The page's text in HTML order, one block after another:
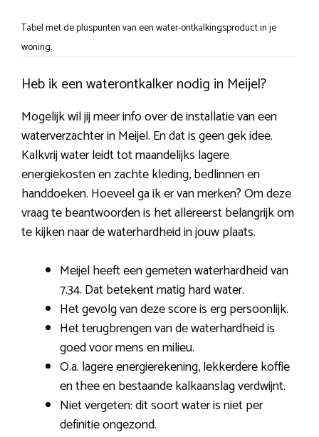
Tabel met de pluspunten van een water-ontkalkingsproduct in je
woning.
Heb ik een waterontkalker nodig in Meijel?
Mogelijk wil jij meer info over de installatie van een
waterverzachter in Meijel. En dat is geen gek idee.
Kalkvrij water leidt tot maandelijks lagere
energiekosten en zachte kleding, bedlinnen en
handdoeken. Hoeveel ga ik er van merken? Om deze
vraag te beantwoorden is het allereerst belangrijk om
te kijken naar de waterhardheid in jouw plaats.
Meijel heeft een gemeten waterhardheid van
7.34. Dat betekent matig hard water.
Het gevolg van deze score is erg persoonlijk.
Het terugbrengen van de waterhardheid is
goed voor mens en milieu.
O.a. lagere energierekening, lekkerdere koffie
en thee en bestaande kalkaanslag verdwijnt.
Niet vergeten: dit soort water is niet per
definitie ongezond.